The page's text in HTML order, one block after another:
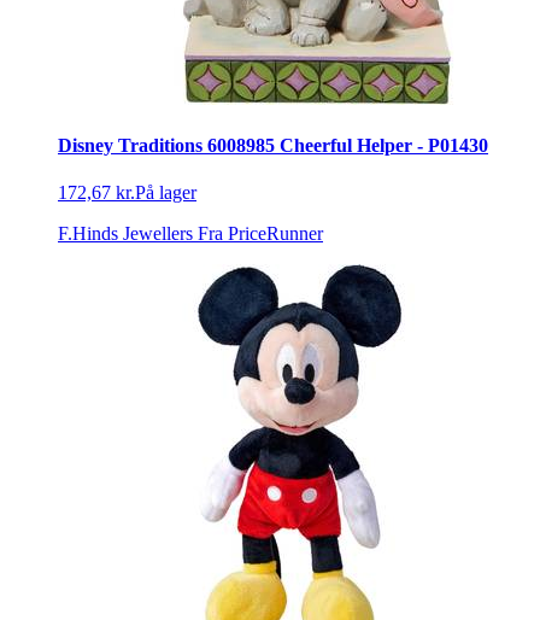
Disney Traditions 6008985 Cheerful Helper - P01430
172,67 kr.På lager
F.Hinds Jewellers Fra PriceRunner